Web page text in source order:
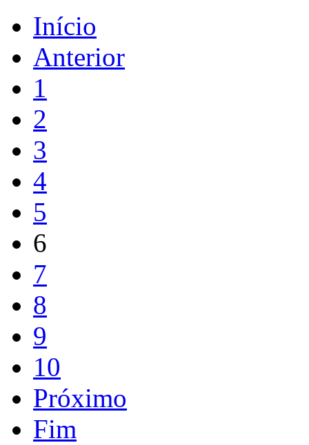
Início
Anterior
1
2
3
4
5
6
7
8
9
10
Próximo
Fim